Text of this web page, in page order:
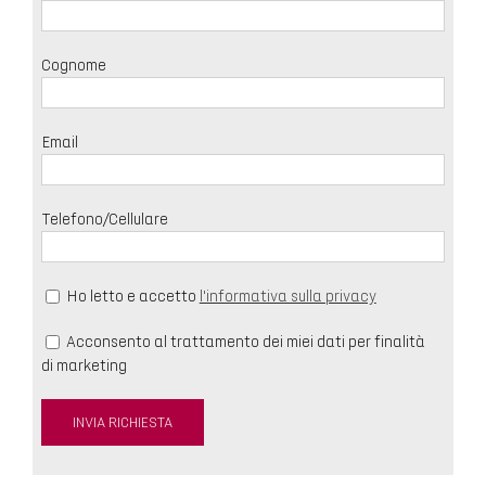
Cognome
Email
Telefono/Cellulare
Ho letto e accetto l'informativa sulla privacy
Acconsento al trattamento dei miei dati per finalità
di marketing